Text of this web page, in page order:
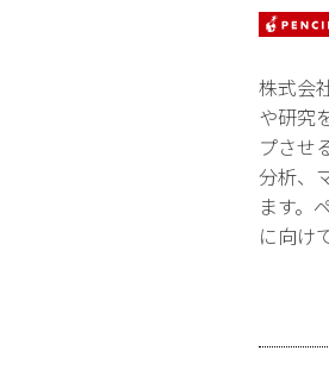
株式会
や研究
プさせ
分析、
ます。
に向け